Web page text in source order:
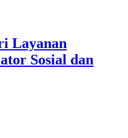
Layanan
Sosial dan